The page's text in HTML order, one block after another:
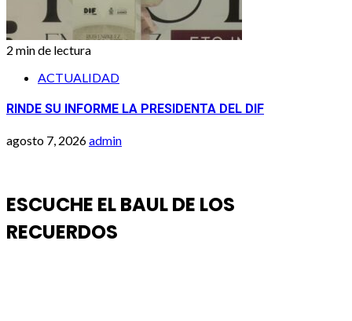
2 min de lectura
ACTUALIDAD
RINDE SU INFORME LA PRESIDENTA DEL DIF
agosto 7, 2026admin
ESCUCHE EL BAUL DE LOS
RECUERDOS